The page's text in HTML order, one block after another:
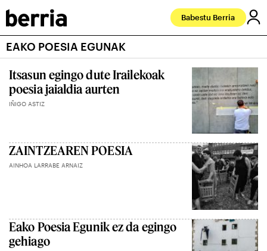
Babestu Berria
EAKO POESIA EGUNAK
Itsasun egingo dute Irailekoak
poesia jaialdia aurten
IÑIGO ASTIZ
ZAINTZEAREN POESIA
AINHOA LARRABE ARNAIZ
Eako Poesia Egunik ez da egingo
gehiago